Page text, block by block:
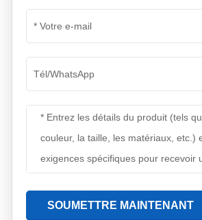
SOUMETTRE MAINTENANT